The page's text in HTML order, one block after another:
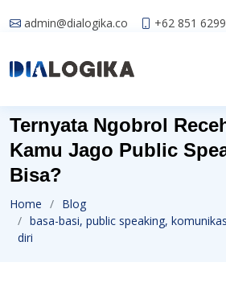
admin@dialogika.co +62 851
Ternyata Ngobrol
Kamu Jago Public
Bisa?
Home
Blog
basa-basi, public speaking,
diri